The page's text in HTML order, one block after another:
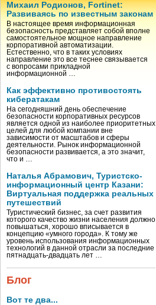
Михаил Родионов, Fortinet:
Развиваясь по известным законам
В настоящее время информационная
безопасность представляет собой вполне
самостоятельное мощное направление
корпоративной автоматизации.
Естественно, что в таких условиях
направление это все теснее связывается
с вопросами прикладной
информационной …
Как эффективно противостоять
кибератакам
На сегодняшний день обеспечение
безопасности корпоративных ресурсов
является одной из наиболее приоритетных
целей для любой компании вне
зависимости от масштабов и сферы
деятельности. Рынок информационной
безопасности развивается, а это значит,
что и …
Наталья Абрамович, Туристско-
информационный центр Казани:
Виртуальная поддержка реальных
путешествий
Туристический бизнес, за счет развития
которого качество жизни населения должно
повышаться, хорошо вписывается в
концепцию «умного города». К тому же
уровень использования информационных
технологий в данной отрасли за последние
пятнадцать-двадцать лет …
Блог
Вот те два...